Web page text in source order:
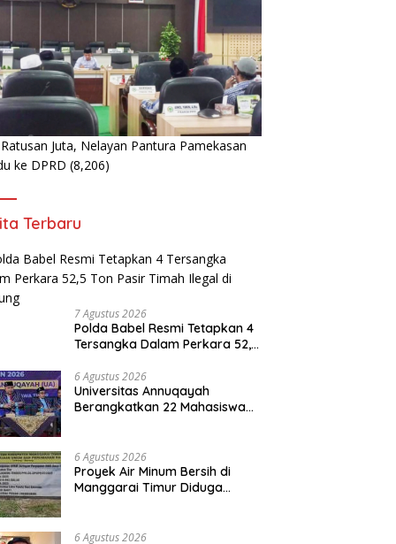
Juta, Nelayan Pantura Pamekasan
ke DPRD (8,206)
Terbaru
7 Agustus 2026
Polda Babel Resmi Tetapkan 4
Tersangka Dalam Perkara 52,5
Belitung
6 Agustus 2026
Universitas Annuqayah
Berangkatkan 22 Mahasiswa
6 Agustus 2026
Proyek Air Minum Bersih di
Manggarai Timur Diduga
6 Agustus 2026